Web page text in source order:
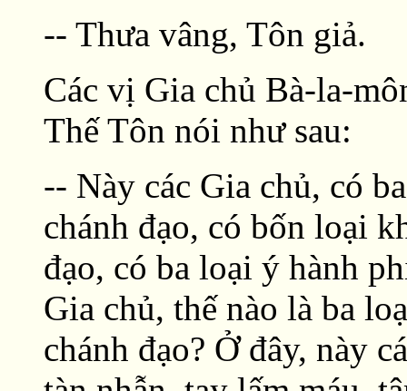
-- Thưa vâng, Tôn giả.
Các vị Gia chủ Bà-la-
Thế Tôn nói như sau:
-- Này các Gia chủ, có
chánh đạo, có bốn loại
đạo, có ba loại ý hành
Gia chủ, thế nào là ba
chánh đạo? Ở đây, này